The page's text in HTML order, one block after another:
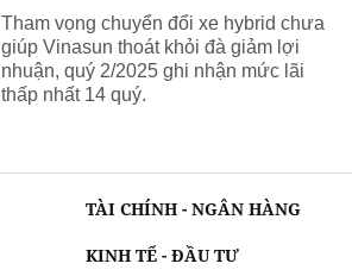
Tham vọng chuyển đổi xe hybrid chưa
giúp Vinasun thoát khỏi đà giảm lợi
nhuận, quý 2/2025 ghi nhận mức lãi
thấp nhất 14 quý.
TÀI CHÍNH - NGÂN HÀNG
KINH TẾ - ĐẦU TƯ